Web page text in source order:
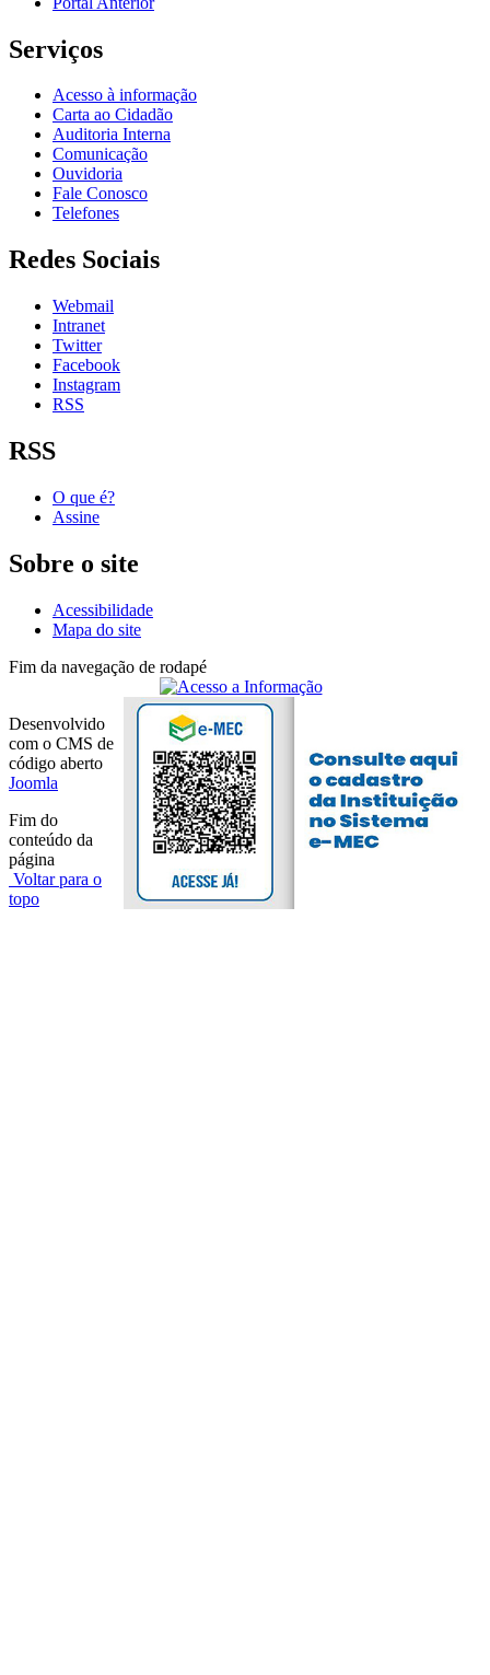
Serviços
Acesso à informação
Carta ao Cidadão
Auditoria Interna
Comunicação
Ouvidoria
Fale Conosco
Telefones
Redes Sociais
Webmail
Intranet
Twitter
Facebook
Instagram
RSS
RSS
O que é?
Assine
Sobre o site
Acessibilidade
Mapa do site
Fim da navegação de rodapé
Desenvolvido
com o CMS de
código aberto
Joomla
Fim do
conteúdo da
página
Voltar para o
topo